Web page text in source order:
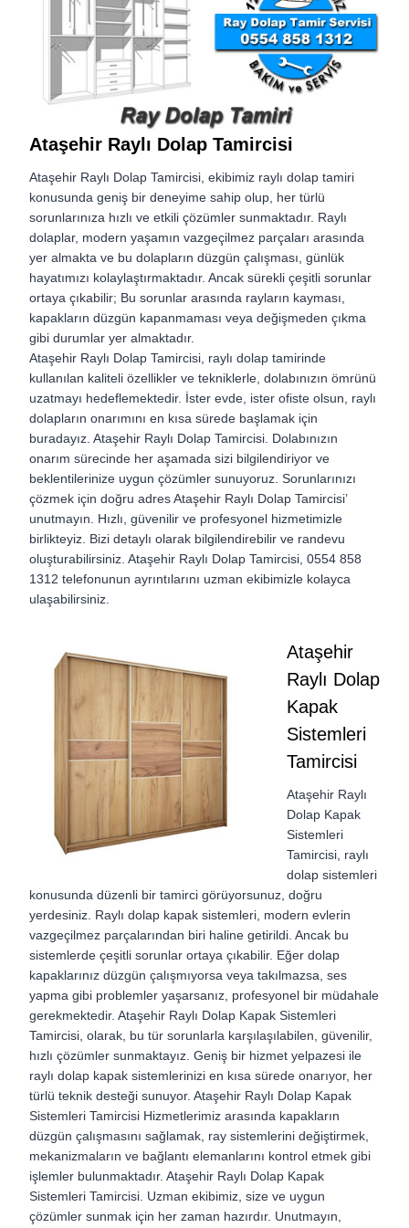
Ataşehir Raylı Dolap Tamircisi
Ataşehir Raylı Dolap Tamircisi, ekibimiz raylı dolap tamiri
konusunda geniş bir deneyime sahip olup, her türlü
sorunlarınıza hızlı ve etkili çözümler sunmaktadır. Raylı
dolaplar, modern yaşamın vazgeçilmez parçaları arasında
yer almakta ve bu dolapların düzgün çalışması, günlük
hayatımızı kolaylaştırmaktadır. Ancak sürekli çeşitli sorunlar
ortaya çıkabilir; Bu sorunlar arasında rayların kayması,
kapakların düzgün kapanmaması veya değişmeden çıkma
gibi durumlar yer almaktadır.
Ataşehir Raylı Dolap Tamircisi, raylı dolap tamirinde
kullanılan kaliteli özellikler ve tekniklerle, dolabınızın ömrünü
uzatmayı hedeflemektedir. İster evde, ister ofiste olsun, raylı
dolapların onarımını en kısa sürede başlamak için
buradayız. Ataşehir Raylı Dolap Tamircisi. Dolabınızın
onarım sürecinde her aşamada sizi bilgilendiriyor ve
beklentilerinize uygun çözümler sunuyoruz. Sorunlarınızı
çözmek için doğru adres Ataşehir Raylı Dolap Tamircisi’
unutmayın. Hızlı, güvenilir ve profesyonel hizmetimizle
birlikteyiz. Bizi detaylı olarak bilgilendirebilir ve randevu
oluşturabilirsiniz. Ataşehir Raylı Dolap Tamircisi, 0554 858
1312 telefonunun ayrıntılarını uzman ekibimizle kolayca
ulaşabilirsiniz.
Ataşehir
Raylı Dolap
Kapak
Sistemleri
Tamircisi
Ataşehir Raylı
Dolap Kapak
Sistemleri
Tamircisi, raylı
dolap sistemleri
konusunda düzenli bir tamirci görüyorsunuz, doğru
yerdesiniz. Raylı dolap kapak sistemleri, modern evlerin
vazgeçilmez parçalarından biri haline getirildi. Ancak bu
sistemlerde çeşitli sorunlar ortaya çıkabilir. Eğer dolap
kapaklarınız düzgün çalışmıyorsa veya takılmazsa, ses
yapma gibi problemler yaşarsanız, profesyonel bir müdahale
gerekmektedir. Ataşehir Raylı Dolap Kapak Sistemleri
Tamircisi, olarak, bu tür sorunlarla karşılaşılabilen, güvenilir,
hızlı çözümler sunmaktayız. Geniş bir hizmet yelpazesi ile
raylı dolap kapak sistemlerinizi en kısa sürede onarıyor, her
türlü teknik desteği sunuyor. Ataşehir Raylı Dolap Kapak
Sistemleri Tamircisi Hizmetlerimiz arasında kapakların
düzgün çalışmasını sağlamak, ray sistemlerini değiştirmek,
mekanizmaların ve bağlantı elemanlarını kontrol etmek gibi
işlemler bulunmaktadır. Ataşehir Raylı Dolap Kapak
Sistemleri Tamircisi. Uzman ekibimiz, size ve uygun
çözümler sunmak için her zaman hazırdır. Unutmayın,